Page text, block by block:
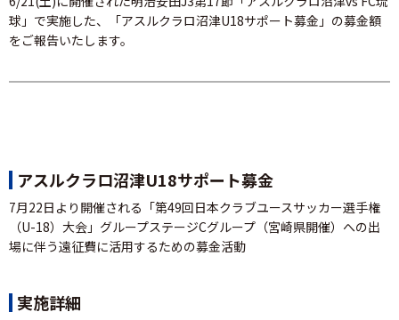
球」で実施した、「アスルクラロ沼津U18サポート募金」の募金額
をご報告いたします。
アスルクラロ沼津U18サポート募金
7月22日より開催される「第49回日本クラブユースサッカー選手権
（U-18）大会」グループステージCグループ（宮崎県開催）への出
場に伴う遠征費に活用するための募金活動
実施詳細